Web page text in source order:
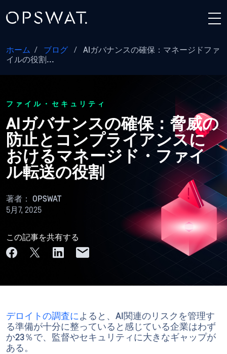
ホーム / ブログ /
AIガバナンスの確保：マネージドファ
イルの役割...
ファイル・セキュリティ
AIガバナンスの確保：脅威の
防止とコンプライアンスに
おけるマネージド・ファイ
ル転送の役割
著者： OPSWAT
5月7, 2025
この記事を共有する
デロイトの調査によると、AI関連のリスクを管理す
る準備が十分に整っていると感じている企業はわず
か23％で、監督やセキュリティに大きなギャップが
ある。